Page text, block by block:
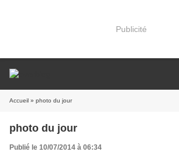
Publicité
Accueil » photo du jour
photo du jour
Publié le 10/07/2014 à 06:34